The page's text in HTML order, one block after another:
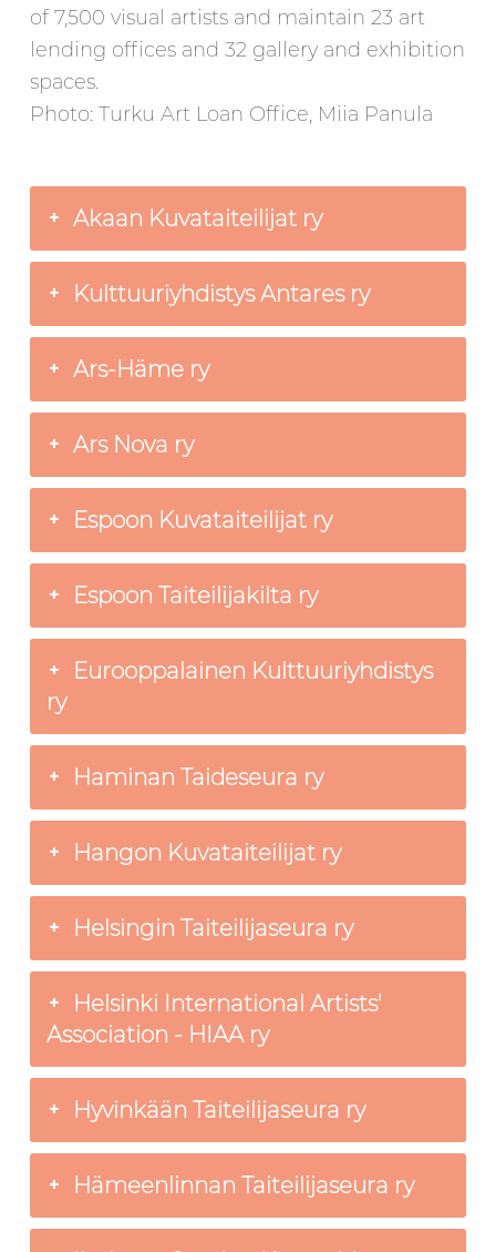
of 7,500 visual artists and maintain 23 art
lending offices and 32 gallery and exhibition
spaces.
Photo: Turku Art Loan Office, Miia Panula
Akaan Kuvataiteilijat ry
Kulttuuriyhdistys Antares ry
Ars-Häme ry
Ars Nova ry
Espoon Kuvataiteilijat ry
Espoon Taiteilijakilta ry
Eurooppalainen Kulttuuriyhdistys
ry
Haminan Taideseura ry
Hangon Kuvataiteilijat ry
Helsingin Taiteilijaseura ry
Helsinki International Artists'
Association - HIAA ry
Hyvinkään Taiteilijaseura ry
Hämeenlinnan Taiteilijaseura ry